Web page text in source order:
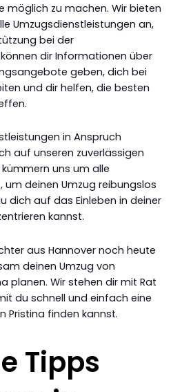
möglich zu machen. Wir bieten
Umzugsdienstleistungen an,
bei der
dir Informationen über
geben, dich bei
und dir helfen, die besten
in Anspruch
auf unseren zuverlässigen
kümmern uns um alle
deinen Umzug reibungslos
dich auf das Einleben in deiner
kannst.
aus Hannover noch heute
deinen Umzug von
planen. Wir stehen dir mit Rat
du schnell und einfach eine
Pristina finden kannst.
Tipps